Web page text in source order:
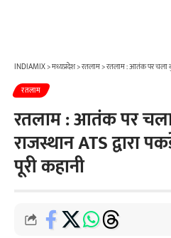
INDIAMIX>मध्यप्रदेश>रतलाम>रतलाम : आतंक पर चला
रतलाम
रतलाम : आतंक पर
राजस्थान ATS द्वारा
पूरी कहानी